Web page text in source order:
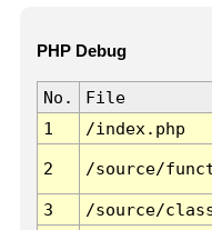
PHP Debug
No. File
1
/index.php
2 /source/
3 /source/